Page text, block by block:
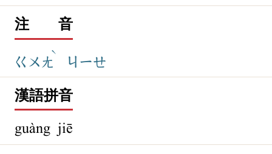
注 音
ㄍㄨㄤ
ˋ
ㄐㄧㄝ
漢語拼音
guàng jiē